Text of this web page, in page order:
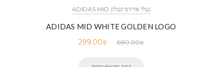
נעלי אדידס קטלוג ADIDAS MID
ADIDAS MID WHITE GOLDEN LOGO
680.00₪
299.00₪